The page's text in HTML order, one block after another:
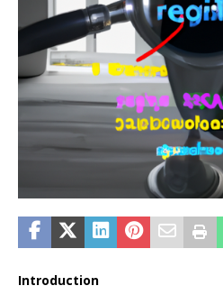
Introduction